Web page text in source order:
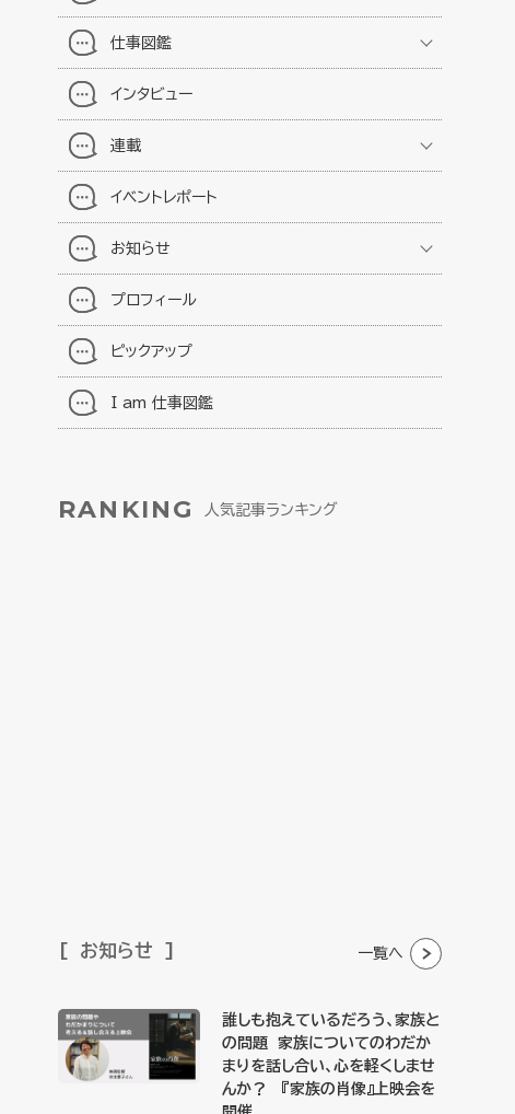
仕事図鑑
インタビュー
連載
イベントレポート
お知らせ
プロフィール
ピックアップ
I am 仕事図鑑
RANKING 人気記事ランキング
お知らせ 一覧へ
誰しも抱えているだろう、家族と
の問題 家族についてのわだか
まりを話し合い、心を軽くしませ
んか？ 『家族の肖像』上映会を